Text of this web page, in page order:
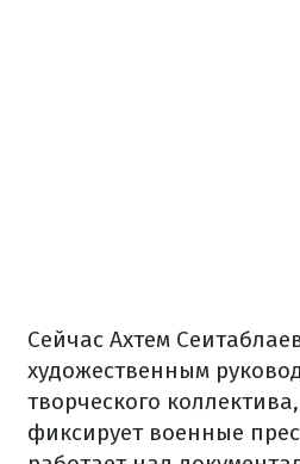
Сейчас Ахтем
художественным
творческого
фиксирует военные